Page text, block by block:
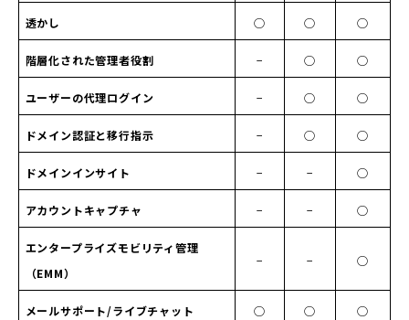
透かし ◯ ◯ ◯
階層化された管理者役割 − ◯ ◯
ユーザーの代理ログイン − ◯ ◯
ドメイン認証と移行指示 − ◯ ◯
ドメインインサイト − − ◯
アカウントキャプチャ − − ◯
エンタープライズモビリティ管理
（EMM）
− − ◯
メールサポート/ライブチャット ◯ ◯ ◯